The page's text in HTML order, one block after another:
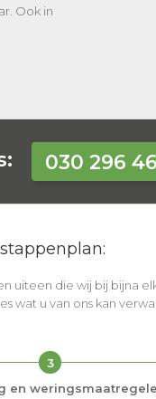
Ook in
030 296
uiteen die wij bij bijna
wat u van ons kan
3
en